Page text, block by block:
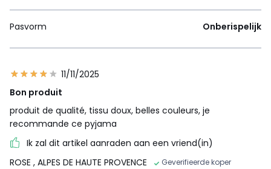
Pasvorm Onberispelijk
11/11/2025
Bon produit
produit de qualité, tissu doux, belles couleurs, je
recommande ce pyjama
Ik zal dit artikel aanraden aan een vriend(in)
ROSE , ALPES DE HAUTE PROVENCE Geverifieerde koper